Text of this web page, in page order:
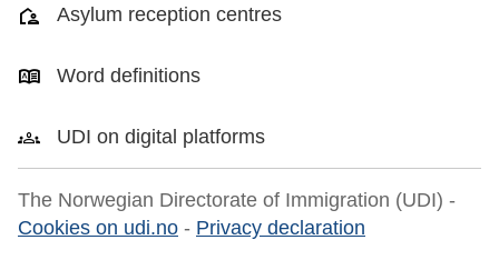
Asylum reception centres
Word definitions
UDI on digital platforms
The Norwegian Directorate of Immigration (UDI) -
Cookies on udi.no - Privacy declaration